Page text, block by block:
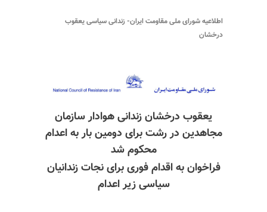
اطلاعیه شورای ملی مقاومت ایران- زندانی سیاسی یعقوب
درخشان
یعقوب درخشان زندانی هوادار سازمان
مجاهدین در رشت برای دومین بار به اعدام
محکوم شد
فراخوان به اقدام فوری برای نجات زندانیان
سیاسی زیر اعدام